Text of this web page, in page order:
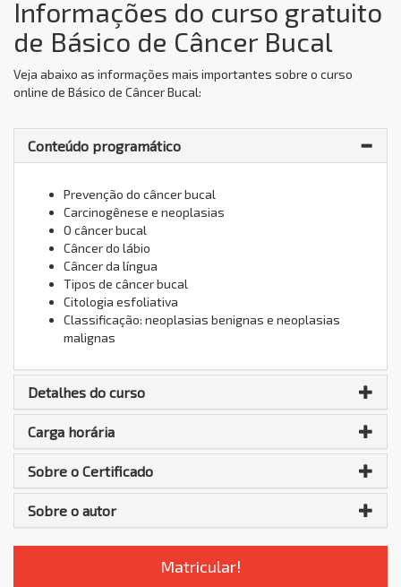
Informações do curso gratuito
de Básico de Câncer Bucal
Veja abaixo as informações mais importantes sobre o curso
online de Básico de Câncer Bucal:
Conteúdo programático
Prevenção do câncer bucal
Carcinogênese e neoplasias
O câncer bucal
Câncer do lábio
Câncer da língua
Tipos de câncer bucal
Citologia esfoliativa
Classificação: neoplasias benignas e neoplasias
malignas
Detalhes do curso
Carga horária
Sobre o Certificado
Sobre o autor
Matricular!